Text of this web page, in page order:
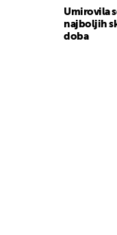
Umirovila
najboljih
doba